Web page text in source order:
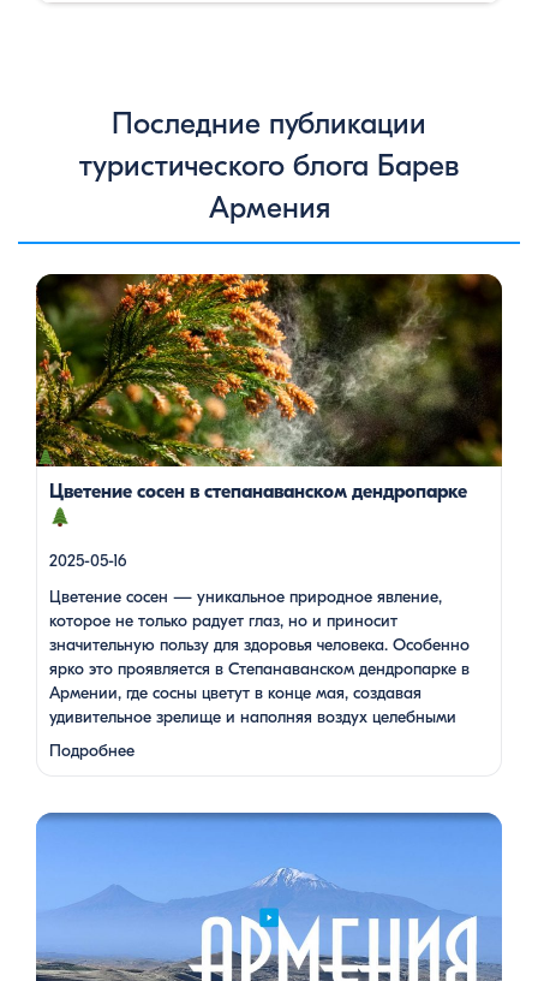
Последние публикации
туристического блога Барев
Армения
Цветение сосен — уникальное природное явление, которое
не только радует глаз, но и приносит значительную пользу
для здоровья человека. Особенно ярко это проявляется в
Степанаванском дендропарке в Армении, где сосны цветут в
конце мая, создавая удивительное зрелище и наполняя
воздух целебными веществами.Степанаванский
дендропарк: жемчужина Лорийской области
Степанаванский дендропарк, также известный как «Сочут»
Цветение сосен в степанаванском дендропарке
2025-05-16
Цветение сосен — уникальное природное явление,
которое не только радует глаз, но и приносит
значительную пользу для здоровья человека. Особенно
ярко это проявляется в Степанаванском дендропарке в
Армении, где сосны цветут в конце мая, создавая
удивительное зрелище и наполняя воздух целебными
веществами.
Лорийской области Степанаванский дендропарк, также
Подробнее
Одна из туристок, вдохновившись поездкой с Barev Armenia,
музыку атмосферу нашей страны. В этом видео – живые
эмоции, кадры фантастической красоты монастырей,
захватывающие виды гор и долин, тепло и душевность
местных жителей, готовка и дегустация блюд. Путешествие
под завораживающие мелодии дудука Дживана Гаспаряна